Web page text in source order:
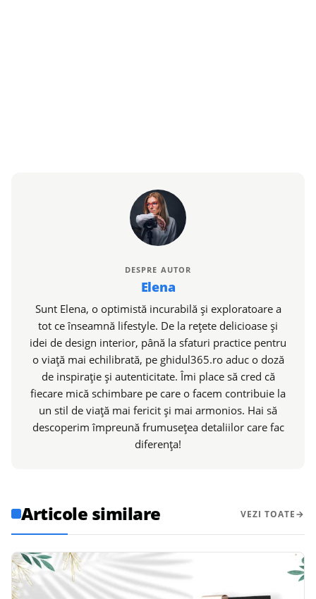
DESPRE AUTOR
Elena
Sunt Elena, o optimistă incurabilă și exploratoare a
tot ce înseamnă lifestyle. De la rețete delicioase și
idei de design interior, până la sfaturi practice pentru
o viață mai echilibrată, pe ghidul365.ro aduc o doză
de inspirație și autenticitate. Îmi place să cred că
fiecare mică schimbare pe care o facem contribuie la
un stil de viață mai fericit și mai armonios. Hai să
descoperim împreună frumusețea detaliilor care fac
diferența!
Articole similare VEZI TOATE